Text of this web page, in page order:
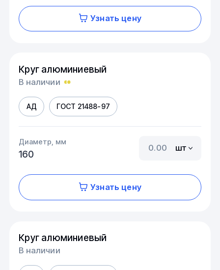
Узнать цену
Круг алюминиевый
В наличии
АД ГОСТ 21488-97
Диаметр, мм
160
шт
Узнать цену
Круг алюминиевый
В наличии